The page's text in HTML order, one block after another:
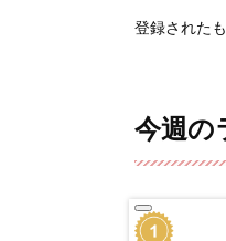
登録された
今週の